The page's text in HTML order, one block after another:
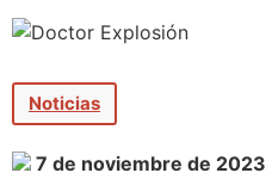
Noticias
7 de noviembre de 2023